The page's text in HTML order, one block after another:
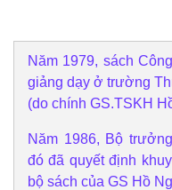
Năm 1979, sách
giảng dạy ở trường
(do chính GS.TSKH
Năm 1986, Bộ
đó đã quyết định
bộ sách của GS Hồ